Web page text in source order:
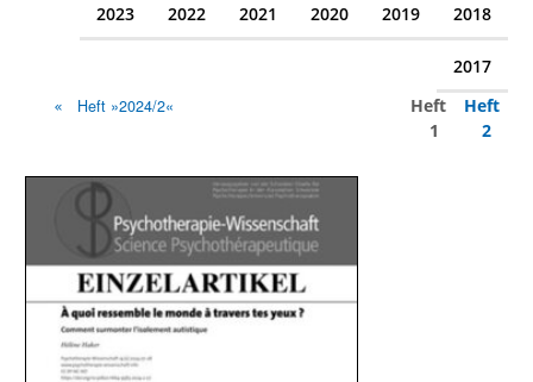
2023 2022 2021 2020 2019 2018
2017
Heft »2024/2«
Heft
1
Heft
2